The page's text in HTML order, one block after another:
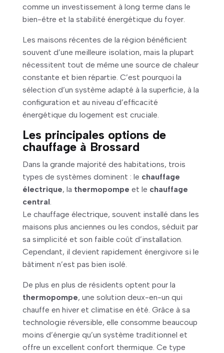
comme un investissement à long terme dans le
bien-être et la stabilité énergétique du foyer.
Les maisons récentes de la région bénéficient
souvent d’une meilleure isolation, mais la plupart
nécessitent tout de même une source de chaleur
constante et bien répartie. C’est pourquoi la
sélection d’un système adapté à la superficie, à la
configuration et au niveau d’efficacité
énergétique du logement est cruciale.
Les principales options de
chauffage à Brossard
Dans la grande majorité des habitations, trois
types de systèmes dominent : le chauffage
électrique, la thermopompe et le chauffage
central.
Le chauffage électrique, souvent installé dans les
maisons plus anciennes ou les condos, séduit par
sa simplicité et son faible coût d’installation.
Cependant, il devient rapidement énergivore si le
bâtiment n’est pas bien isolé.
De plus en plus de résidents optent pour la
thermopompe, une solution deux-en-un qui
chauffe en hiver et climatise en été. Grâce à sa
technologie réversible, elle consomme beaucoup
moins d’énergie qu’un système traditionnel et
offre un excellent confort thermique. Ce type